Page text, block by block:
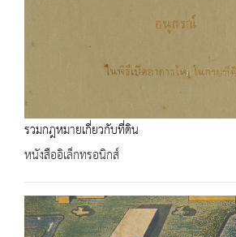
รวมกฎหมายเกี่ยวกับที่ดิน
หนังสืออิเล็กทรอนิกส์